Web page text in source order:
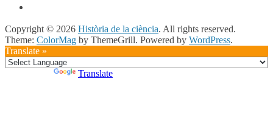
Copyright © 2026 Història de la ciència. All rights reserved.
Theme: ColorMag by ThemeGrill. Powered by WordPress.
Translate »
Translate